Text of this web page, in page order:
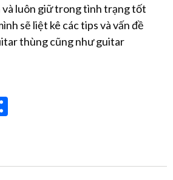
và luôn giữ trong tình trạng tốt
sẽ liệt kê các tips và vấn đề
thùng cũng như guitar